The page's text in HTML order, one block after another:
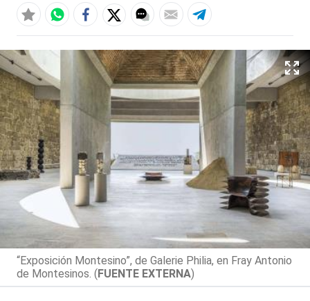
“Exposición Montesino”, de Galerie Philia, en Fray Antonio
de Montesinos. (FUENTE EXTERNA)